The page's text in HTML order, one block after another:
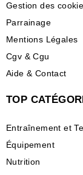
Gestion des
Parrainage
Mentions Légales
Cgv & Cgu
Aide & Contact
TOP
Entraînement et
Équipement
Nutrition